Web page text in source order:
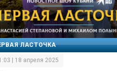
ЛАСТОЧКА
| 18 апреля 2025